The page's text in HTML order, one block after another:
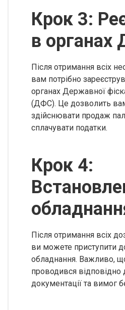
Крок 3:
в
Після отримання всіх
вам потрібно
органах Державної
(ДФС). Це дозволить
здійснювати продаж
сплачувати податки.
Крок 4:
Після отримання всіх
ви можете приступити
обладнання. Важливо,
проводився відповідно
документації та вимог